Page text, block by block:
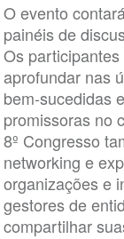
O evento
painéis de
Os
aprofundar nas
bem-sucedidas
promissoras no
8º Congresso
networking e
organizações e
gestores de
compartilhar